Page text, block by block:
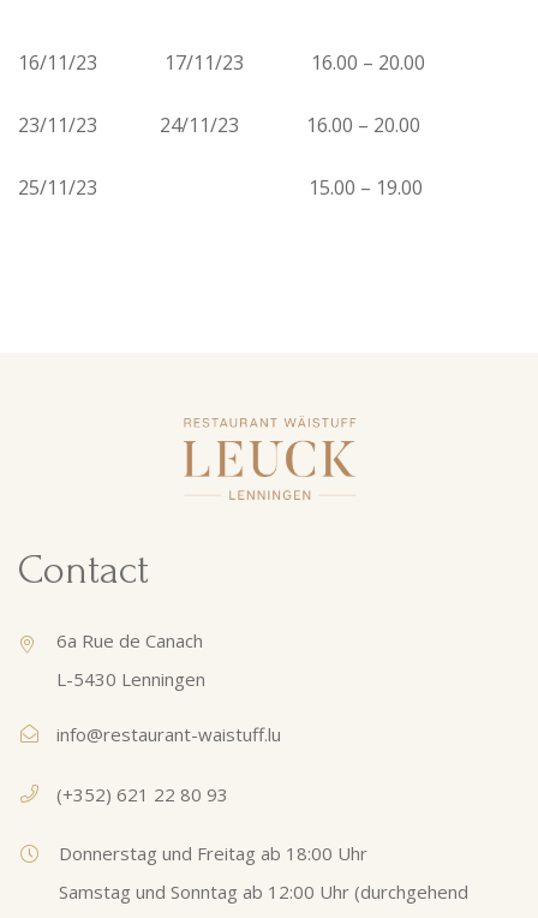
16/11/23 17/11/23 16.00 – 20.00
23/11/23 24/11/23 16.00 – 20.00
25/11/23 15.00 – 19.00
Contact
6a Rue de Canach
L-5430 Lenningen
info@restaurant-waistuff.lu
(+352) 621 22 80 93
Donnerstag und Freitag ab 18:00 Uhr
Samstag und Sonntag ab 12:00 Uhr (durchgehend